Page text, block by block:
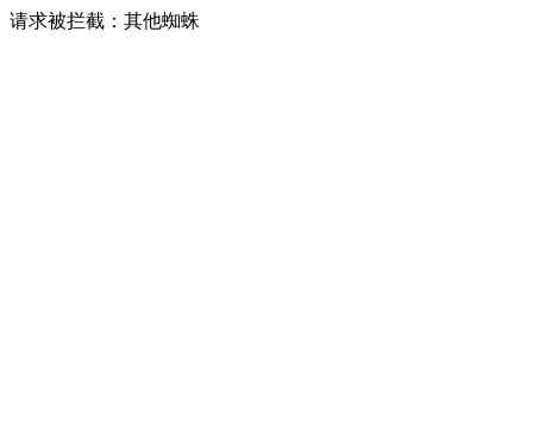
请求被拦截：其他蜘蛛